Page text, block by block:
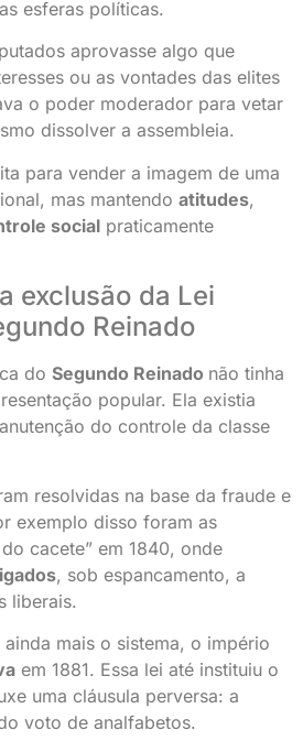
esferas políticas.
aprovasse algo que
ou as vontades das elites
o poder moderador para vetar
dissolver a assembleia.
para vender a imagem de uma
mas mantendo atitudes,
social praticamente
exclusão da Lei
Reinado
do Segundo Reinado não tinha
popular. Ela existia
do controle da classe
resolvidas na base da fraude e
exemplo disso foram as
cacete” em 1840, onde
, sob espancamento, a
liberais.
mais o sistema, o império
em 1881. Essa lei até instituiu o
uma cláusula perversa: a
voto de analfabetos.